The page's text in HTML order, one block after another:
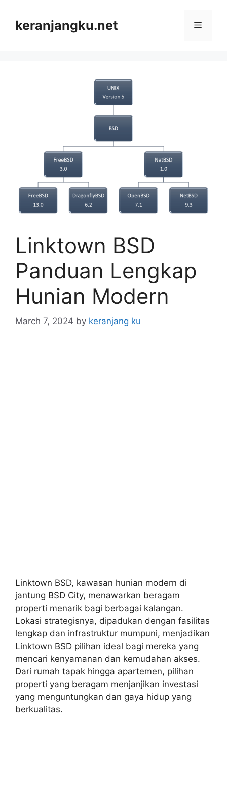
contentkeranjangku.net Menu
Linktown BSD
Panduan Lengkap
Hunian Modern
March 7, 2024 by keranjang ku
Linktown BSD, kawasan hunian modern di
jantung BSD City, menawarkan beragam
properti menarik bagi berbagai kalangan.
Lokasi strategisnya, dipadukan dengan fasilitas
lengkap dan infrastruktur mumpuni, menjadikan
Linktown BSD pilihan ideal bagi mereka yang
mencari kenyamanan dan kemudahan akses.
Dari rumah tapak hingga apartemen, pilihan
properti yang beragam menjanjikan investasi
yang menguntungkan dan gaya hidup yang
berkualitas.